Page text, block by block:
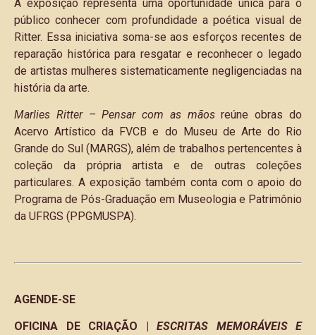
A exposição representa uma oportunidade única para o
público conhecer com profundidade a poética visual de
Ritter. Essa iniciativa soma-se aos esforços recentes de
reparação histórica para resgatar e reconhecer o legado
de artistas mulheres sistematicamente negligenciadas na
história da arte.
Marlies Ritter – Pensar com as mãosreúne obras do
Acervo Artístico da FVCB e do Museu de Arte do Rio
Grande do Sul (MARGS), além de trabalhos pertencentes à
coleção da própria artista e de outras coleções
particulares. A exposição também conta com o apoio do
Programa de Pós-Graduação em Museologia e Patrimônio
da UFRGS (PPGMUSPA).
AGENDE-SE
OFICINA DE CRIAÇÃO | ESCRITAS MEMORÁVEIS E